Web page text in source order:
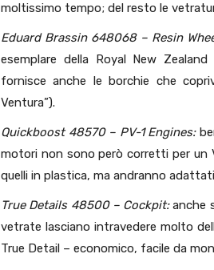
moltissimo tempo; del resto le
Eduard Brassin 648068 – Resin
esemplare della Royal New
fornisce anche le borchie che
Ventura”).
Quickboost 48570 – PV-1 Engines:
motori non sono però corretti per un
quelli in plastica, ma andranno
True Details 48500 – Cockpit:anche
vetrate lasciano intravedere molto
True Detail – economico, facile da